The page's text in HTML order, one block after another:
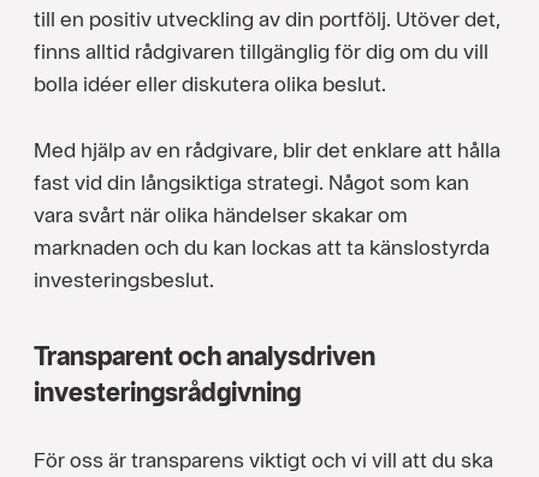
till en positiv utveckling av din portfölj. Utöver det,
finns alltid rådgivaren tillgänglig för dig om du vill
bolla idéer eller diskutera olika beslut.
Med hjälp av en rådgivare, blir det enklare att hålla
fast vid din långsiktiga strategi. Något som kan
vara svårt när olika händelser skakar om
marknaden och du kan lockas att ta känslostyrda
investeringsbeslut.
Transparent och analysdriven
investeringsrådgivning
För oss är transparens viktigt och vi vill att du ska